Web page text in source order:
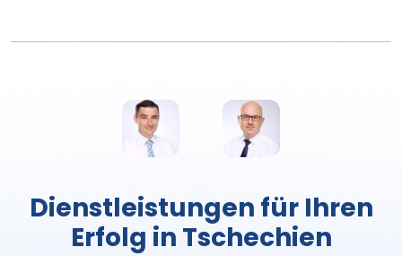
Dienstleistungen für Ihren
Erfolg in Tschechien